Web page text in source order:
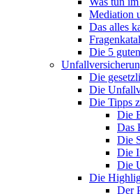
Mediation
Das alles
Die 5
Die
Die
Die Tipps
Die
Das
Die
Die
Die
Die
Der